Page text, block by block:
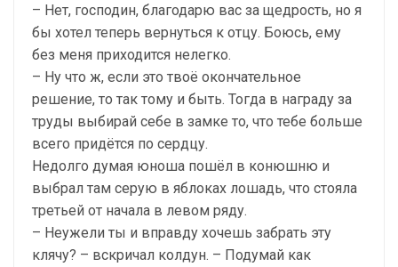
– Нет, господин, благодарю вас за щедрость, но я
бы хотел теперь вернуться к отцу. Боюсь, ему
без меня приходится нелегко.
– Ну что ж, если это твоё окончательное
решение, то так тому и быть. Тогда в награду за
труды выбирай себе в замке то, что тебе больше
всего придётся по сердцу.
Недолго думая юноша пошёл в конюшню и
выбрал там серую в яблоках лошадь, что стояла
третьей от начала в левом ряду.
– Неужели ты и вправду хочешь забрать эту
клячу? – вскричал колдун. – Подумай как